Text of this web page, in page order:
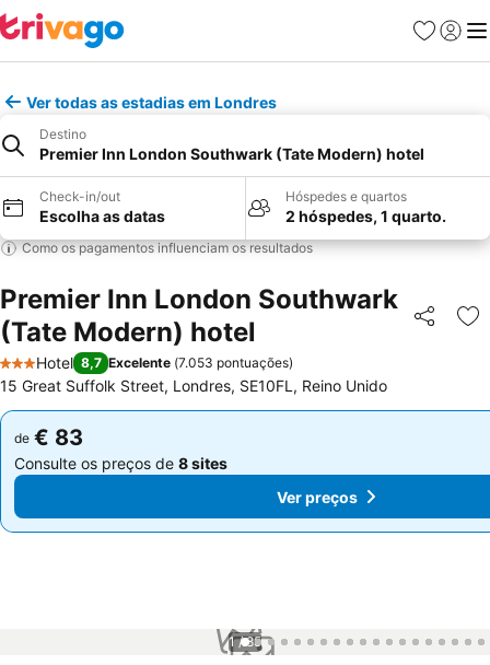
Favoritos
Iniciar
Ver todas as estadias em Londres
Destino
Premier Inn London Southwark (Tate Modern) hotel
Check-in/out
Escolha as datas
Hóspedes e quartos
2 hóspedes, 1 quarto.
Como os pagamentos influenciam os resultados
Premier Inn London Southwark
(Tate Modern) hotel
Partilhar
3 Estrelas
Hotel 8,7 Excelente (7.053 pontuações)
15 Great Suffolk Street, Londres, SE10FL, Reino Unido
de € 83
Consulte os preços de 8 sites
de € 83
Consulte os preços de 8 sites
Ver preços
1 / 85